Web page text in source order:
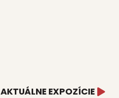
AKTUÁLNE EXPOZÍCIE